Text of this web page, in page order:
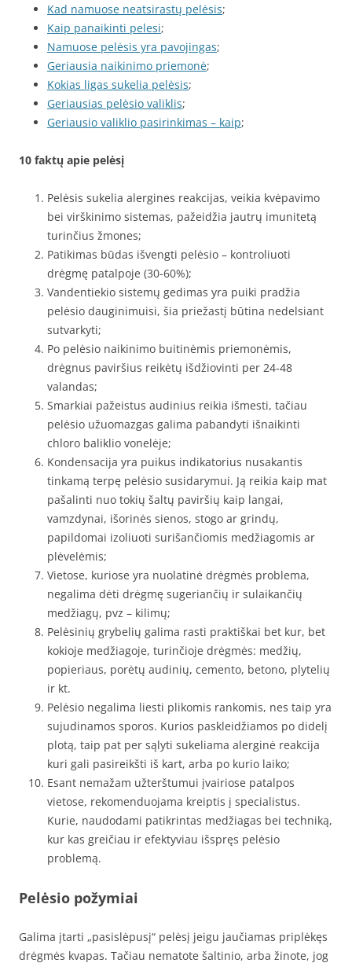
Kad namuose neatsirastų pelėsis;
Kaip panaikinti pelesi;
Namuose pelėsis yra pavojingas;
Geriausia naikinimo priemonė;
Kokias ligas sukelia pelėsis;
Geriausias pelėsio valiklis;
Geriausio valiklio pasirinkimas – kaip;
10 faktų apie pelėsį
Pelėsis sukelia alergines reakcijas, veikia kvėpavimo
bei virškinimo sistemas, pažeidžia jautrų imunitetą
turinčius žmones;
Patikimas būdas išvengti pelėsio – kontroliuoti
drėgmę patalpoje (30-60%);
Vandentiekio sistemų gedimas yra puiki pradžia
pelėsio dauginimuisi, šia priežastį būtina nedelsiant
sutvarkyti;
Po pelėsio naikinimo buitinėmis priemonėmis,
drėgnus paviršius reikėtų išdžiovinti per 24-48
valandas;
Smarkiai pažeistus audinius reikia išmesti, tačiau
pelėsio užuomazgas galima pabandyti išnaikinti
chloro baliklio vonelėje;
Kondensacija yra puikus indikatorius nusakantis
tinkamą terpę pelėsio susidarymui. Ją reikia kaip mat
pašalinti nuo tokių šaltų paviršių kaip langai,
vamzdynai, išorinės sienos, stogo ar grindų,
papildomai izoliuoti surišančiomis medžiagomis ar
plėvelėmis;
Vietose, kuriose yra nuolatinė drėgmės problema,
negalima dėti drėgmę sugeriančių ir sulaikančių
medžiagų, pvz – kilimų;
Pelėsinių grybelių galima rasti praktiškai bet kur, bet
kokioje medžiagoje, turinčioje drėgmės: medžių,
popieriaus, porėtų audinių, cemento, betono, plytelių
ir kt.
Pelėsio negalima liesti plikomis rankomis, nes taip yra
sujudinamos sporos. Kurios paskleidžiamos po didelį
plotą, taip pat per sąlyti sukeliama alerginė reakcija
kuri gali pasireikšti iš kart, arba po kurio laiko;
Esant nemažam užterštumui įvairiose patalpos
vietose, rekomenduojama kreiptis į specialistus.
Kurie, naudodami patikrintas medžiagas bei techniką,
kur kas greičiau ir efektyviau išspręs pelėsio
problemą.
Pelėsio požymiai
Galima įtarti „pasislėpusį“ pelėsį jeigu jaučiamas priplėkęs
drėgmės kvapas. Tačiau nematote šaltinio, arba žinote, jog